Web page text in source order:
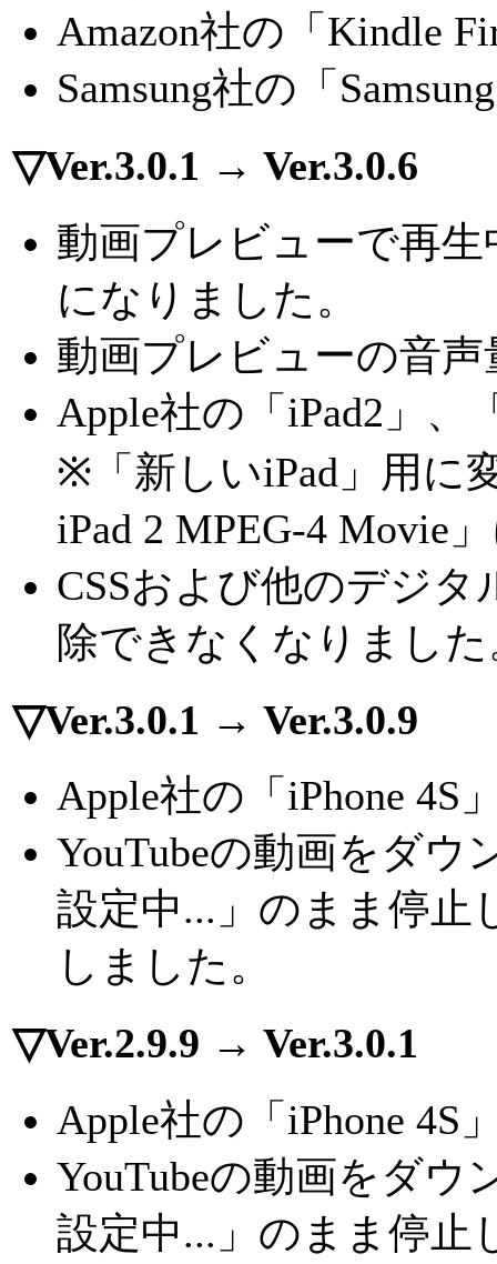
Amazon社の「Kindle
Samsung社の「
▽Ver.3.0.1 → Ver.3.0.6
動画プレビューで再
になりました。
動画プレビューの音
Apple社の「iPad2」、
※「新しいiPad」用に
iPad 2 MPEG-4 Movie
CSSおよび他のデジ
除できなくなりました
▽Ver.3.0.1 → Ver.3.0.9
Apple社の「iPhone 4S
YouTubeの動画をダ
設定中...」のまま停止
しました。
▽Ver.2.9.9 → Ver.3.0.1
Apple社の「iPhone 4S
YouTubeの動画をダ
設定中...」のまま停止